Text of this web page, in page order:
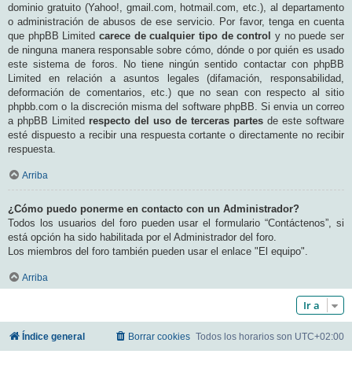
dominio gratuito (Yahoo!, gmail.com, hotmail.com, etc.), al departamento
o administración de abusos de ese servicio. Por favor, tenga en cuenta
que phpBB Limited carece de cualquier tipo de control y no puede ser
de ninguna manera responsable sobre cómo, dónde o por quién es usado
este sistema de foros. No tiene ningún sentido contactar con phpBB
Limited en relación a asuntos legales (difamación, responsabilidad,
deformación de comentarios, etc.) que no sean con respecto al sitio
phpbb.com o la discreción misma del software phpBB. Si envia un correo
a phpBB Limited respecto del uso de terceras partes de este software
esté dispuesto a recibir una respuesta cortante o directamente no recibir
respuesta.
Arriba
¿Cómo puedo ponerme en contacto con un Administrador?
Todos los usuarios del foro pueden usar el formulario “Contáctenos”, si
está opción ha sido habilitada por el Administrador del foro.
Los miembros del foro también pueden usar el enlace "El equipo".
Arriba
Ir a
Índice general Todos los horarios son UTC+02:00
Borrar cookies